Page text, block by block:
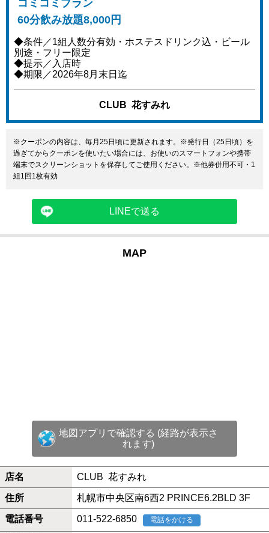
コミコミプラン
60分飲み放題8,000円
◆条件／1組人数分有効・ホステスドリンク込・ビール
別途・フリー限定
◆提示／入店時
◆期限／2026年8月末日迄
CLUB 花すみれ
※クーポンの内容は、毎月25日頃に更新されます。※発行日（25日頃）を
過ぎてからクーポンを使いたい場合には、お使いのスマートフォンや携帯
端末でスクリーンショットを保存してご使用ください。※他券併用不可・1
組1回1枚有効
LINEで送る
MAP
地図アプリで確認する (経路が表示さ
れます)
店名 CLUB 花すみれ
住所 札幌市中央区南6西2 PRINCE6.2BLD 3F
電話番号 011-522-6850 電話をかける